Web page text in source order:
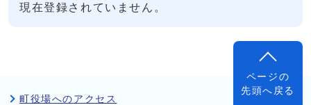
現在登録されていません。
ページの
先頭へ戻る
町役場へのアクセス